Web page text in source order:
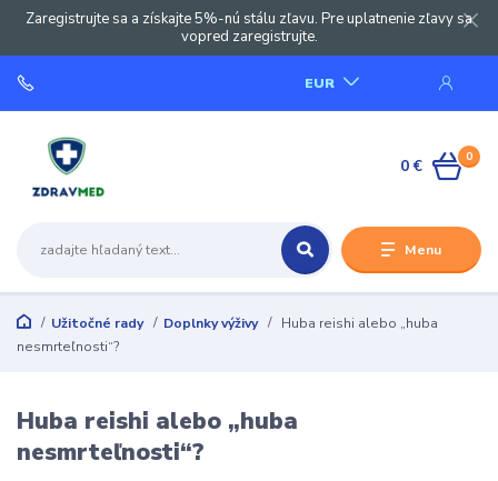
Zaregistrujte sa a získajte 5%-nú stálu zľavu. Pre uplatnenie zľavy sa
vopred zaregistrujte.
Menu
EUR
0
0 €
Užitočné rady Doplnky výživy
Huba reishi alebo „huba
nesmrteľnosti“?
Huba reishi alebo „huba
nesmrteľnosti“?